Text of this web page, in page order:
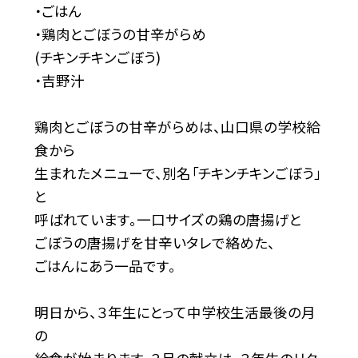
・ごはん
・鶏肉とごぼうの甘辛がらめ
(チキンチキンごぼう)
・吉野汁
鶏肉とごぼうの甘辛がらめは、山口県の学校給
食から
生まれたメニューで、別名「チキンチキンごぼう」
と
呼ばれています。一口サイズの鶏の唐揚げと
ごぼうの唐揚げを甘辛いタレで絡めた、
ごはんにあう一品です。
明日から、３年生にとって中学校生活最後の月
の